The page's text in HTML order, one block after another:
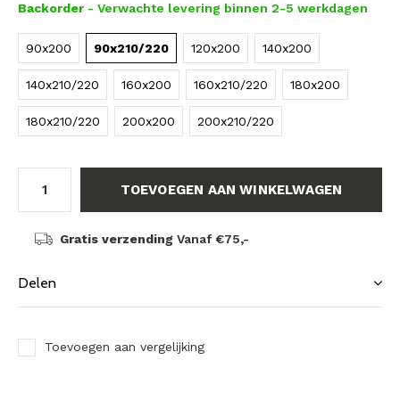
Backorder - Verwachte levering binnen 2-5 werkdagen
90x200 90x210/220 120x200 140x200
140x210/220 160x200 160x210/220 180x200
180x210/220 200x200 200x210/220
TOEVOEGEN AAN WINKELWAGEN
Gratis verzending Vanaf €75,-
Delen
Toevoegen aan vergelijking